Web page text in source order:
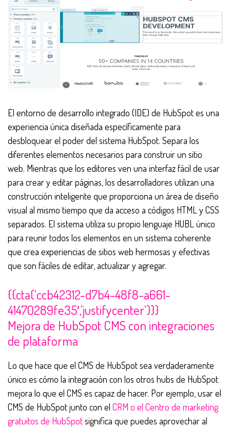
El entorno de desarrollo integrado (IDE) de HubSpot es una
experiencia única diseñada específicamente para
desbloquear el poder del sistema HubSpot. Separa los
diferentes elementos necesarios para construir un sitio
web. Mientras que los editores ven una interfaz fácil de usar
para crear y editar páginas, los desarrolladores utilizan una
construcción inteligente que proporciona un área de diseño
visual al mismo tiempo que da acceso a códigos HTML y CSS
separados. El sistema utiliza su propio lenguaje HUBL único
para reunir todos los elementos en un sistema coherente
que crea experiencias de sitios web hermosas y efectivas
que son fáciles de editar, actualizar y agregar.
{{cta(‘ccb42312-d7b4-48f8-a661-
41470289fe35′,’justifycenter’)}}
Mejora de HubSpot CMS con integraciones
de plataforma
Lo que hace que el CMS de HubSpot sea verdaderamente
único es cómo la integración con los otros hubs de HubSpot
mejora lo que el CMS es capaz de hacer. Por ejemplo, usar el
CMS de HubSpot junto con el CRM o el Centro de marketing
gratuitos de HubSpotsignifica que puedes aprovechar al